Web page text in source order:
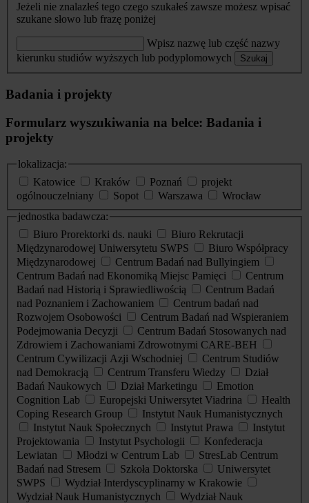
Jeżeli nie znalazłeś tego czego szukałeś zawsze możesz wpisać
szukane słowo lub frazę poniżej
Wpisz nazwę lub część nazwy
kierunku studiów wyższych lub podyplomowych
Szukaj
Badania i projekty
Formularz wyszukiwania na belce: Badania i
projekty
lokalizacja:
Katowice
Kraków Poznań
projekt
ogólnouczelniany
Sopot Warszawa
Wrocław
jednostka badawcza:
Biuro Prorektorki ds. nauki
Biuro Rekrutacji
Międzynarodowej Uniwersytetu SWPS
Biuro Współpracy
Międzynarodowej
Centrum Badań nad Bullyingiem
Centrum Badań nad Ekonomiką Miejsc Pamięci
Centrum
Badań nad Historią i Sprawiedliwością
Centrum Badań
nad Poznaniem i Zachowaniem
Centrum badań nad
Rozwojem Osobowości
Centrum Badań nad Wspieraniem
Podejmowania Decyzji
Centrum Badań Stosowanych nad
Zdrowiem i Zachowaniami Zdrowotnymi CARE-BEH
Centrum Cywilizacji Azji Wschodniej
Centrum Studiów
nad Demokracją
Centrum Transferu Wiedzy
Dział
Badań Naukowych
Dział Marketingu
Emotion
Cognition Lab
Europejski Uniwersytet Viadrina
Health
Coping Research Group
Instytut Nauk Humanistycznych
Instytut Nauk Społecznych
Instytut Prawa
Instytut
Projektowania
Instytut Psychologii
Konfederacja
Lewiatan
Młodzi w Centrum Lab
StresLab Centrum
Badań nad Stresem
Szkoła Doktorska
Uniwersytet
SWPS
Wydział Interdyscyplinarny w Krakowie
Wydział Nauk Humanistycznych
Wydział Nauk